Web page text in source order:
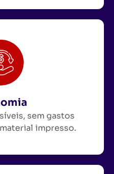
sem gastos
impresso.